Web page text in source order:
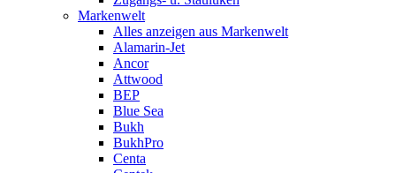
Markenwelt
Alles anzeigen aus Markenwelt
Alamarin-Jet
Ancor
Attwood
BEP
Blue Sea
Bukh
BukhPro
Centa